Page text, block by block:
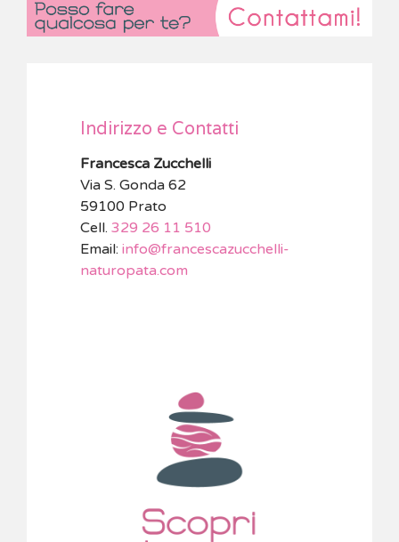
Indirizzo e Contatti
Francesca Zucchelli
Via S. Gonda 62
59100 Prato
Cell. 329 26 11 510
Email: info@francescazucchelli-
naturopata.com